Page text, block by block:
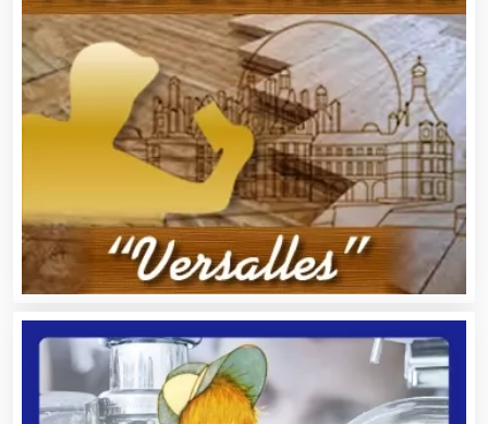
Agua Purificada
Aire Acondicionado
Alarmas
Albercas
Alimentos